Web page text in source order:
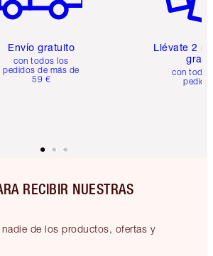
Envío gratuito
con todos los
pedidos de más de
59 €
Llévate 2
gratis
con
RECIBIR NUESTRAS
de los productos, ofertas y